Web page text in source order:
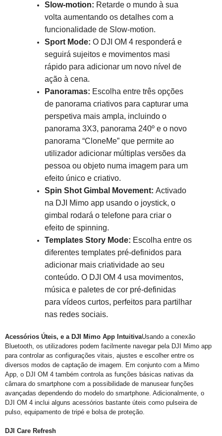
Slow-motion: Retarde o mundo à sua
volta aumentando os detalhes com a
funcionalidade de Slow-motion.
Sport Mode: O DJI OM 4 responderá e
seguirá sujeitos e movimentos masi
rápido para adicionar um novo nível de
ação à cena.
Panoramas: Escolha entre três opções
de panorama criativos para capturar uma
perspetiva mais ampla, incluindo o
panorama 3X3, panorama 240º e o novo
panorama “CloneMe” que permite ao
utilizador adicionar múltiplas versões da
pessoa ou objeto numa imagem para um
efeito único e criativo.
Spin Shot Gimbal Movement: Activado
na DJI Mimo app usando o joystick, o
gimbal rodará o telefone para criar o
efeito de spinning.
Templates Story Mode: Escolha entre os
diferentes templates pré-definidos para
adicionar mais criatividade ao seu
conteúdo. O DJI OM 4 usa movimentos,
música e paletes de cor pré-definidas
para vídeos curtos, perfeitos para partilhar
nas redes sociais.
Acessórios Úteis, e a DJI Mimo App IntuitivaUsando a conexão
Bluetooth, os utilizadores podem facilmente navegar pela DJI Mimo app
para controlar as configurações vitais, ajustes e escolher entre os
diversos modos de captação de imagem. Em conjunto com a Mimo
App, o DJI OM 4 também controla as funções básicas nativas da
câmara do smartphone com a possibilidade de manusear funções
avançadas dependendo do modelo do smartphone. Adicionalmente, o
DJI OM 4 inclui alguns acessórios bastante úteis como pulseira de
pulso, equipamento de tripé e bolsa de proteção.
DJI Care Refresh